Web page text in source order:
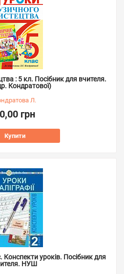
: 5 кл. Посібник для вчителя.
Кондратової)
Л.
грн
Купити
Конспекти уроків. Посібник для
НУШ